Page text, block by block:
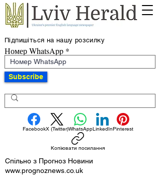
Підпишіться на нашу розсилку
Номер WhatsApp
Subscribe
FacebookX (Twitter)WhatsAppLinkedInPinterest
Копіювати посилання
Спільно з Прогноз Новини
www.prognoznews.co.uk